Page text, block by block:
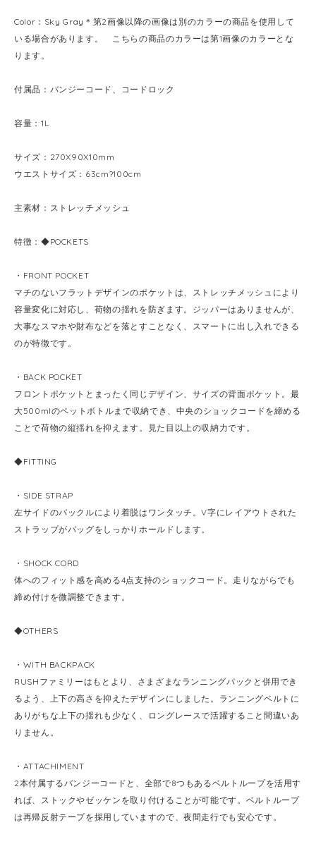
Color：Sky Gray＊第2画像以降の画像は別のカラーの商品を使用して
いる場合があります。 こちらの商品のカラーは第1画像のカラーとな
ります。
付属品：バンジーコード、コードロック
容量：1L
サイズ：270X90X10mm
ウエストサイズ：63cm?100cm
主素材：ストレッチメッシュ
特徴：◆POCKETS
・FRONT POCKET
マチのないフラットデザインのポケットは、ストレッチメッシュにより
容量変化に対応し、荷物の揺れを防ぎます。ジッパーはありませんが、
大事なスマホや財布などを落とすことなく、スマートに出し入れできる
のが特徴です。
・BACK POCKET
フロントポケットとまったく同じデザイン、サイズの背面ポケット。最
大500mlのペットボトルまで収納でき、中央のショックコードを締める
ことで荷物の縦揺れを抑えます。見た目以上の収納力です。
◆FITTING
・SIDE STRAP
左サイドのバックルにより着脱はワンタッチ。V字にレイアウトされた
ストラップがバッグをしっかりホールドします。
・SHOCK CORD
体へのフィット感を高める4点支持のショックコード。走りながらでも
締め付けを微調整できます。
◆OTHERS
・WITH BACKPACK
RUSHファミリーはもとより、さまざまなランニングパックと併用でき
るよう、上下の高さを抑えたデザインにしました。ランニングベルトに
ありがちな上下の揺れも少なく、ロングレースで活躍すること間違いあ
りません。
・ATTACHIMENT
2本付属するバンジーコードと、全部で8つもあるベルトループを活用す
れば、ストックやゼッケンを取り付けることが可能です。ベルトループ
は再帰反射テープを採用していますので、夜間走行でも安心です。